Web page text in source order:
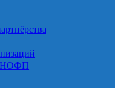
НОФП